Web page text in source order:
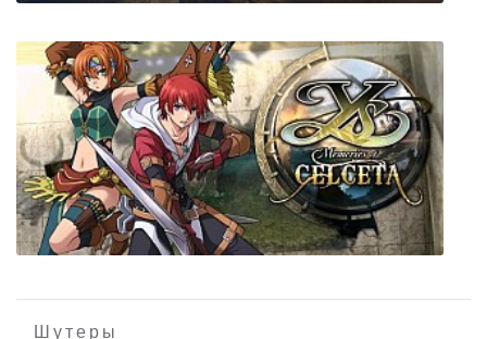
World in Conflict: Complete Edition
Шутеры